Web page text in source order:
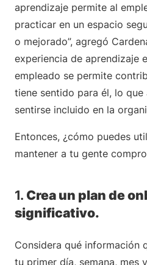
aprendizaje permite al
practicar en un espacio
o mejorado”, agregó
experiencia de aprendizaje
empleado se permite
tiene sentido para él, lo que
sentirse incluido en la
Entonces, ¿cómo puedes
mantener a tu gente
1. Crea un plan de
significativo.
Considera qué información
tu primer día, semana, mes